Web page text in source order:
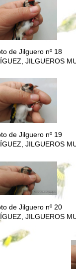
de Jilguero nº 18
JILGUEROS
de Jilguero nº 19
JILGUEROS
de Jilguero nº 20
JILGUEROS